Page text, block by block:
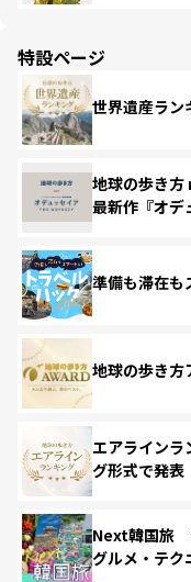
特設ページ
世界遺産ラン
地球の歩き
最新作『オデ
準備も滞在
地球の歩き方
エアライン
グ形式で発表
Next韓国旅
グルメ・テク